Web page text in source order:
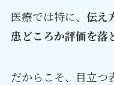
医療では特に、 伝え
患どころか評価を落
だからこそ、目立つ